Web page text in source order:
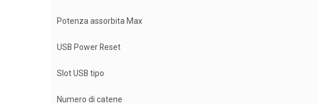
Potenza assorbita Max
USB Power Reset
Slot USB tipo
Numero di catene